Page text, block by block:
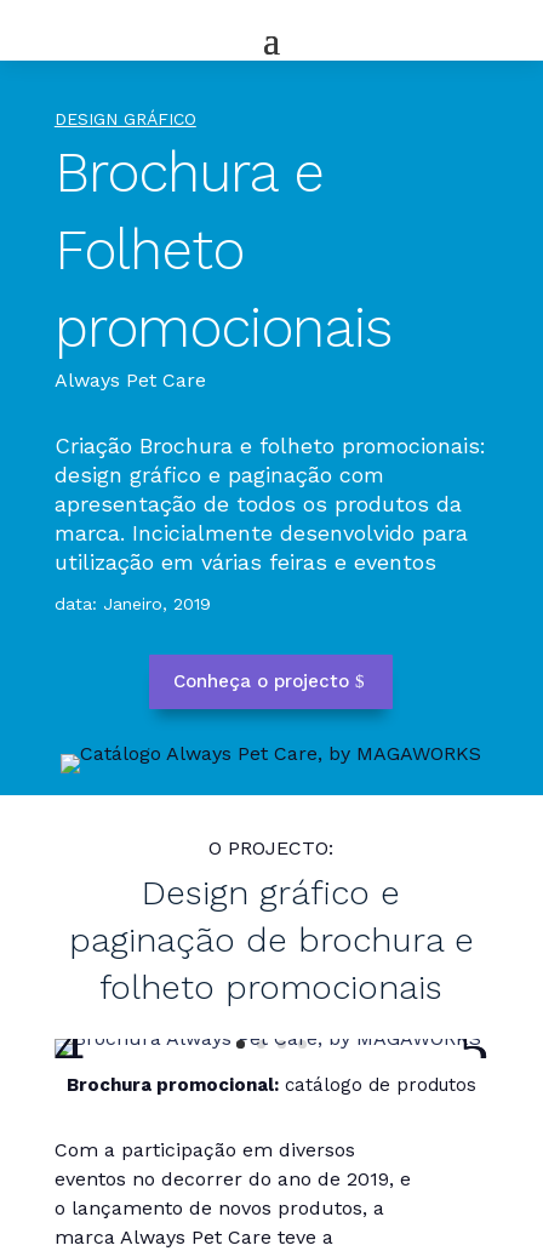
DESIGN GRÁFICO
Brochura e
Folheto
promocionais
Always Pet Care
Criação Brochura e folheto promocionais:
design gráfico e paginação com
apresentação de todos os produtos da
marca. Incicialmente desenvolvido para
utilização em várias feiras e eventos
data: Janeiro, 2019
Conheça o projecto
O PROJECTO:
Design gráfico e
paginação de brochura e
folheto promocionais
Brochura promocional:catálogo de produtos
Com a participação em diversos
eventos no decorrer do ano de 2019, e
o lançamento de novos produtos, a
marca Always Pet Care teve a